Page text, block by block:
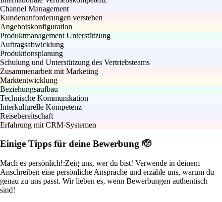
Channel Management
Kundenanforderungen verstehen
Angebotskonfiguration
Produktmanagement Unterstützung
Auftragsabwicklung
Produktionsplanung
Schulung und Unterstützung des Vertriebsteams
Zusammenarbeit mit Marketing
Marktentwicklung
Beziehungsaufbau
Technische Kommunikation
Interkulturelle Kompetenz
Reisebereitschaft
Erfahrung mit CRM-Systemen
Einige Tipps für deine Bewerbung 🫡
Mach es persönlich!:Zeig uns, wer du bist! Verwende in deinem
Anschreiben eine persönliche Ansprache und erzähle uns, warum du
genau zu uns passt. Wir lieben es, wenn Bewerbungen authentisch
sind!